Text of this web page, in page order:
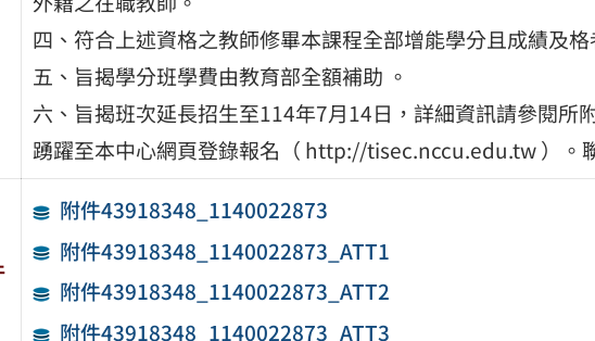
四、符合上述資格之教師修畢本課程全部增能學分且成績及
五、旨揭學分班學費由教育部全額補助 。
六、旨揭班次延長招生至114年7月14日，詳細資訊請參閱所
踴躍至本中心網頁登錄報名（ http://tisec.nccu.edu.tw ）。
附件43918348_1140022873
附件43918348_1140022873_ATT1
附件43918348_1140022873_ATT2
附件43918348_1140022873_ATT3